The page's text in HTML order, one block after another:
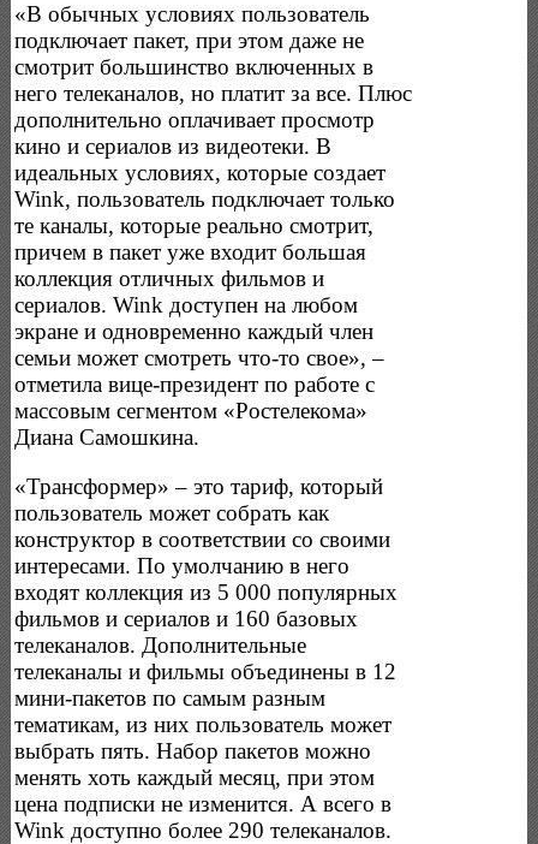
«В обычных условиях пользователь
подключает пакет, при этом даже не
смотрит большинство включенных в
него телеканалов, но платит за все. Плюс
дополнительно оплачивает просмотр
кино и сериалов из видеотеки. В
идеальных условиях, которые создает
Wink, пользователь подключает только
те каналы, которые реально смотрит,
причем в пакет уже входит большая
коллекция отличных фильмов и
сериалов. Wink доступен на любом
экране и одновременно каждый член
семьи может смотреть что-то свое», –
отметила вице-президент по работе с
массовым сегментом «Ростелекома»
Диана Самошкина.
«Трансформер» – это тариф, который
пользователь может собрать как
конструктор в соответствии со своими
интересами. По умолчанию в него
входят коллекция из 5 000 популярных
фильмов и сериалов и 160 базовых
телеканалов. Дополнительные
телеканалы и фильмы объединены в 12
мини-пакетов по самым разным
тематикам, из них пользователь может
выбрать пять. Набор пакетов можно
менять хоть каждый месяц, при этом
цена подписки не изменится. А всего в
Wink доступно более 290 телеканалов.